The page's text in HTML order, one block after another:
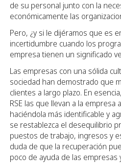
de su personal junto con la
económicamente las
Pero, ¿y si le dijéramos que es
incertidumbre cuando los
empresa tienen un significado
Las empresas con una sólida
sociedad han demostrado que
clientes a largo plazo. En
RSE las que llevan a la empresa
haciéndola más identificable y
se restablezca el desequilibrio
puestos de trabajo, ingresos y
duda de que la recuperación
poco de ayuda de las empresas